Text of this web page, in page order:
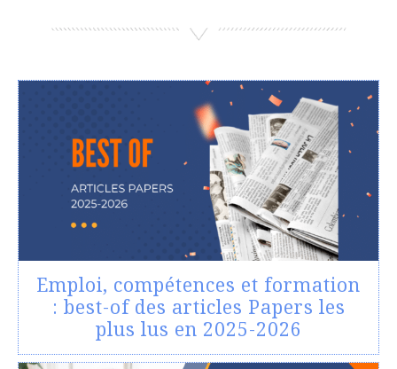
Emploi, compétences et formation
: best-of des articles Papers les
plus lus en 2025-2026